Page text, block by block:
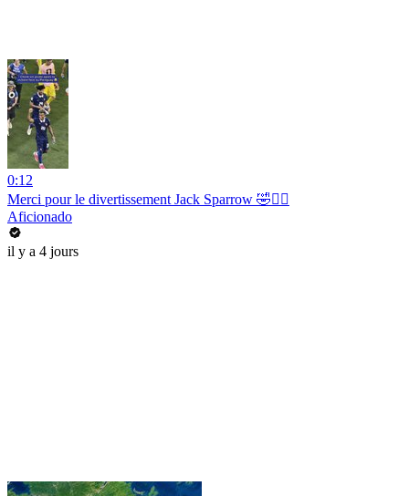
0:12
Merci pour le divertissement Jack Sparrow 🤣🏴‍☠️
Aficionado
il y a 4 jours